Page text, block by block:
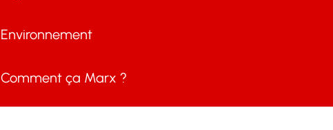
Environnement
Comment ça Marx ?